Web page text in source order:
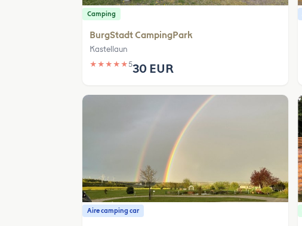
Camping
BurgStadt CampingPark
Kastellaun
★ ★ ★ ★ ★530 EUR
Aire camping car